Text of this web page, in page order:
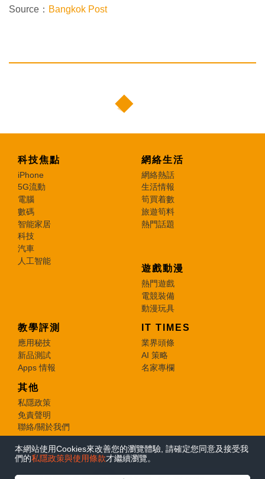
本網站使用Cookies來改善您的瀏覽體驗, 請確定您同意及接受我
們的私隱政策與使用條款才繼續瀏覽。
Source： Bangkok Post
科技焦點
iPhone
5G流動
電腦
數碼
智能家居
科技
汽車
人工智能
網絡生活
網絡熱話
生活情報
筍買着數
旅遊筍料
熱門話題
遊戲動漫
熱門遊戲
電競裝備
動漫玩具
教學評測
應用秘技
新品測試
Apps 情報
IT TIMES
業界頭條
AI 策略
名家專欄
其他
私隱政策
免責聲明
聯絡/關於我們
© 2026 e-zone. All Rights Reserved.